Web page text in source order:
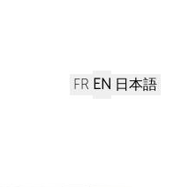
FR EN 日本語